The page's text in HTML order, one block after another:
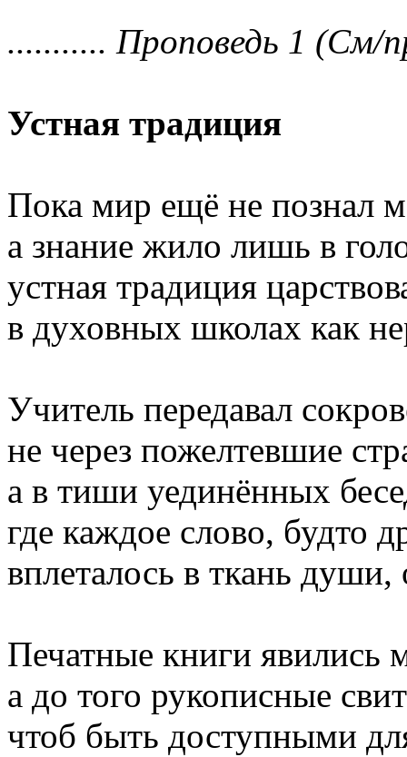
........... Проповедь 1 (См/
Устная традиция
Пока мир ещё не познал
а знание жило лишь в
устная традиция
в духовных школах как
Учитель передавал
не через пожелтевшие
а в тиши уединённых
где каждое слово, будто
вплеталось в ткань души,
Печатные книги явились
а до того рукописные
чтоб быть доступными